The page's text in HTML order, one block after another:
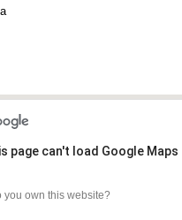
page can't load Google
you own this website?